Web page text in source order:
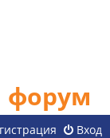
форум
Вход